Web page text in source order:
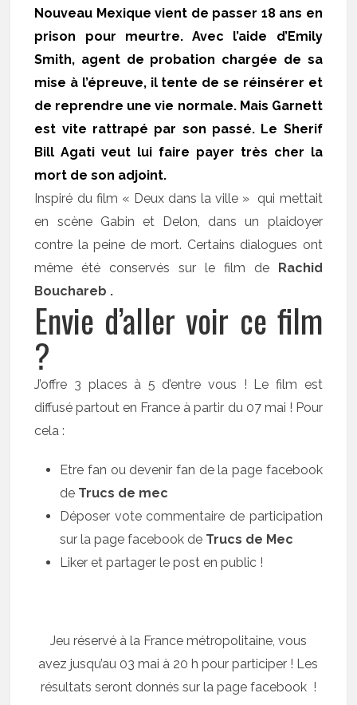
Nouveau Mexique vient de passer 18 ans en
prison pour meurtre. Avec l’aide d’Emily
Smith, agent de probation chargée de sa
mise à l’épreuve, il tente de se réinsérer et
de reprendre une vie normale. Mais Garnett
est vite rattrapé par son passé. Le Sherif
Bill Agati veut lui faire payer très cher la
mort de son adjoint.
Inspiré du film « Deux dans la ville » qui mettait
en scène Gabin et Delon, dans un plaidoyer
contre la peine de mort. Certains dialogues ont
même été conservés sur le film de Rachid
Bouchareb .
Envie d’aller voir ce film
?
J’offre 3 places à 5 d’entre vous ! Le film est
diffusé partout en France à partir du 07 mai ! Pour
cela :
Etre fan ou devenir fan de la page facebook
de Trucs de mec
Déposer vote commentaire de participation
sur la page facebook de Trucs de Mec
Liker et partager le post en public !
Jeu réservé à la France métropolitaine, vous
avez jusqu’au 03 mai à 20 h pour participer ! Les
résultats seront donnés sur la page facebook !